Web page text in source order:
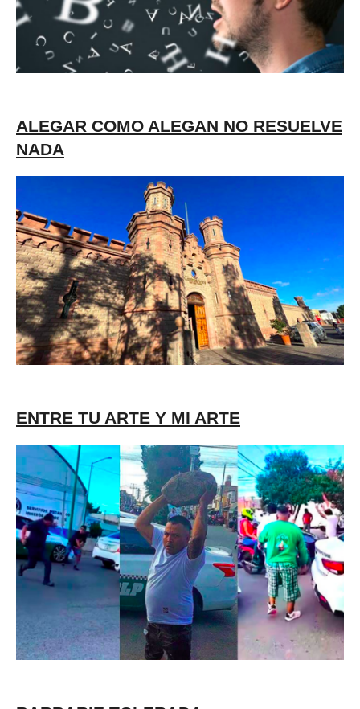
ALEGAR COMO ALEGAN NO RESUELVE
NADA
ENTRE TU ARTE Y MI ARTE